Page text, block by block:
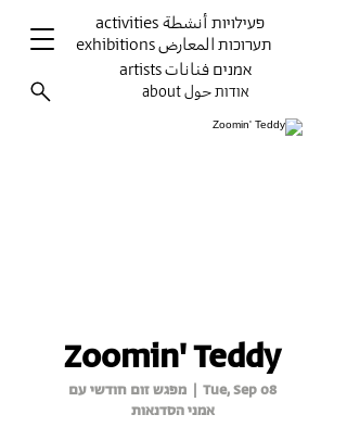
activities פעילויות أنشطة
exhibitions תערוכות المعارض
artists אמנים فنانات
about אודות حول
Zoomin' Teddy
Tue, Sep 08
  |
מפגש זום חודשי עם
אמני הסדנאות